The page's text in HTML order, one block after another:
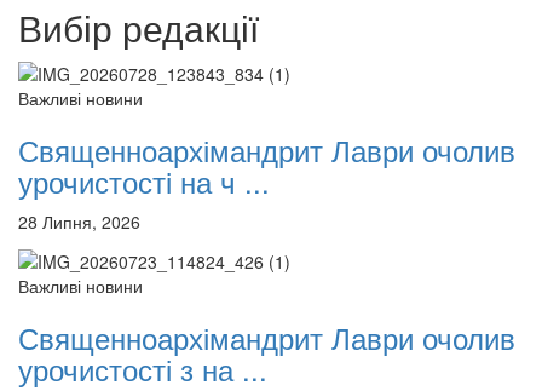
12 сентября 2015Название трансляции
12 сентября 2015
Название трансляции
12 сентября 2015Название трансляции
12 сентября 2015
12 сентября 2015Название трансляции
12 сентября 2015 Название трансляции
12 сентября 2015 Название трансляции
Перейти до архіву
Вибір редакції
Важливі новини
Священноархімандрит Лаври очолив
урочистості на ч ...
28 Липня, 2026
Важливі новини
Священноархімандрит Лаври очолив
урочистості з на ...